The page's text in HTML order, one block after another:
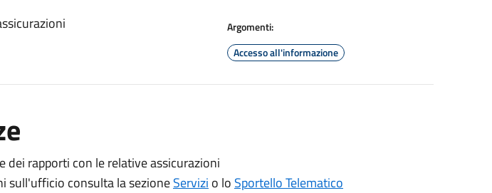
Argomenti:
Accesso all'informazione
dei rapporti con le relative assicurazioni
sull'ufficio consulta la sezioneServizi o lo Sportello Telematico